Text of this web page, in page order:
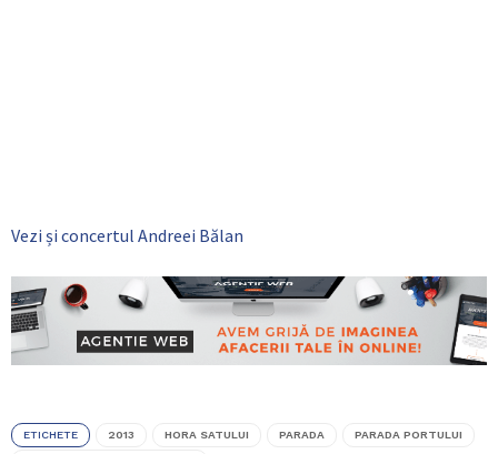
Vezi și concertul Andreei Bălan
ETICHETE 2013 HORA SATULUI PARADA PARADA PORTULUI